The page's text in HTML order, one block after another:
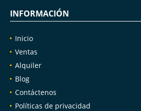
INFORMACIÓN
Inicio
Ventas
Alquiler
Blog
Contáctenos
Políticas de privacidad